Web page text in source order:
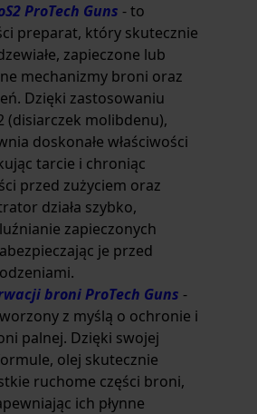
ProTech Guns - to
preparat, który skutecznie
zapieczone lub
mechanizmy broni oraz
Dzięki zastosowaniu
(disiarczek molibdenu),
doskonałe właściwości
tarcie i chroniąc
przed zużyciem oraz
działa szybko,
zapieczonych
je przed
broni ProTech Guns -
z myślą o ochronie i
palnej. Dzięki swojej
olej skutecznie
ruchome części broni,
ich płynne